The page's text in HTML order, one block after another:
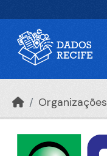
Organizações